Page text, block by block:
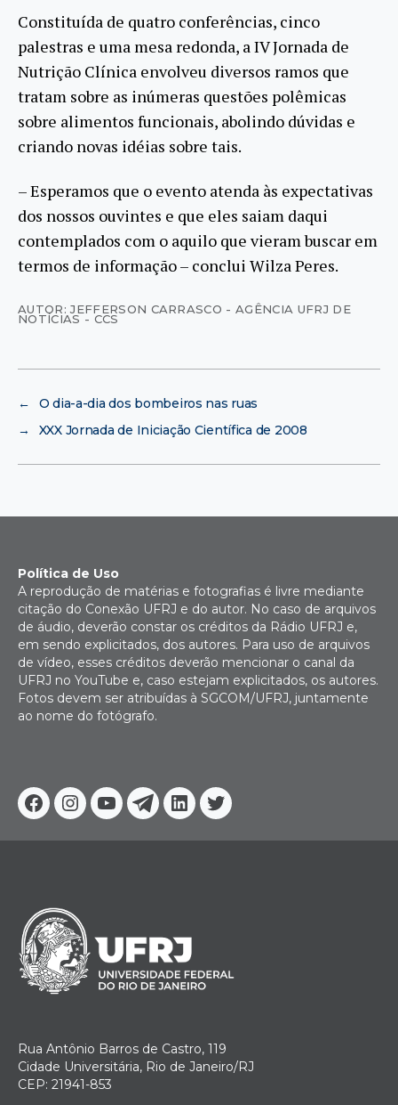
Constituída de quatro conferências, cinco
palestras e uma mesa redonda, a IV Jornada de
Nutrição Clínica envolveu diversos ramos que
tratam sobre as inúmeras questões polêmicas
sobre alimentos funcionais, abolindo dúvidas e
criando novas idéias sobre tais.
– Esperamos que o evento atenda às expectativas
dos nossos ouvintes e que eles saiam daqui
contemplados com o aquilo que vieram buscar em
termos de informação – conclui Wilza Peres.
AUTOR: JEFFERSON CARRASCO - AGÊNCIA UFRJ DE
NOTÍCIAS - CCS
←
O dia-a-dia dos bombeiros nas ruas
→
XXX Jornada de Iniciação Científica de 2008
Facebook
Instagram
YoutubeTelegram
Linkedin
Twitter
Política de Uso
A reprodução de matérias e fotografias é livre mediante
citação do Conexão UFRJ e do autor. No caso de arquivos
de áudio, deverão constar os créditos da Rádio UFRJ e,
em sendo explicitados, dos autores. Para uso de arquivos
de vídeo, esses créditos deverão mencionar o canal da
UFRJ no YouTube e, caso estejam explicitados, os autores.
Fotos devem ser atribuídas à SGCOM/UFRJ, juntamente
ao nome do fotógrafo.
Rua Antônio Barros de Castro, 119
Cidade Universitária, Rio de Janeiro/RJ
CEP: 21941-853